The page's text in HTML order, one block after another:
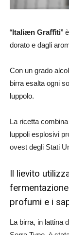
“Italiæn Graﬃti”
dorato e dagli
Con un grado
birra esalta ogni
luppolo.
La ricetta
luppoli esplosivi
ovest degli Stati
Il lievito
profumi e i
La birra, in lattina